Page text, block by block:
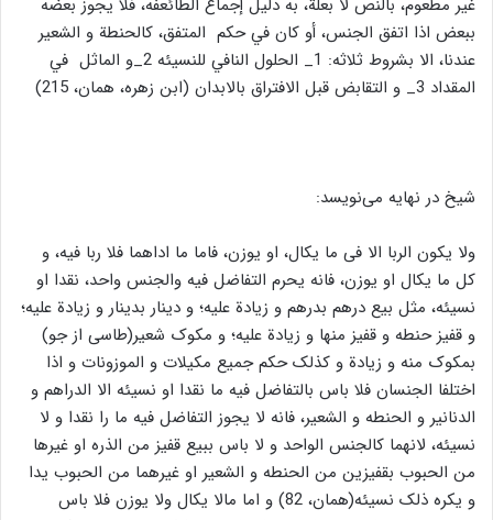
ببعض اذا اتفق الجنس، أو كان في حكم المتفق، كالحنطة و الشعير
عندنا، الا بشروط ثلاثه: 1_ الحلول النافي للنسيئه 2_و الماثل في
المقداد 3_ و التقابض قبل الافتراق بالابدان (ابن زهره، همان، 215)
شیخ در نهایه می‌نویسد:
ولا یکون الربا الا فی ما یکال، او یوزن، فاما ما اداهما فلا ربا فیه، و
کل ما یکال او یوزن، فانه یحرم التفاضل فیه والجنس واحد، نقدا او
نسیئه، مثل بیع درهم بدرهم و زیادة علیه؛ و دینار بدینار و زیادة علیه؛
و قفیز حنطه و قفیز منها و زیادة علیه؛ و مکوک شعیر(طاسی از جو)
بمکوک منه و زیادة و کذلک حکم جمیع مکیلات و الموزونات و اذا
اختلفا الجنسان فلا باس بالتفاضل فیه ما نقدا او نسیئه الا الدراهم و
الدنانیر و الحنطه و الشعير، فانه لا يجوز التفاضل فیه ما را نقدا و لا
نسیئه، لانهما کالجنس الواحد و لا باس ببیع قفیز من الذره او غيرها
من الحبوب بقفیزین من الحنطه و الشعير او غيرهما من الحبوب یدا
و یکره ذلک نسیئه(همان، 82) و اما مالا یکال ولا یوزن فلا باس